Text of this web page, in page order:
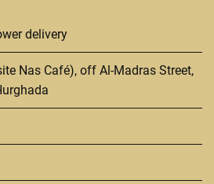
delivery
Nas Café), off Al-Madras Street,